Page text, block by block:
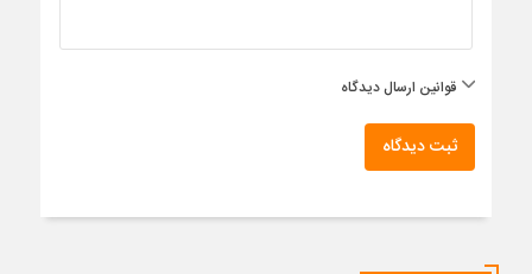
قوانین ارسال دیدگاه
ثبت دیدگاه